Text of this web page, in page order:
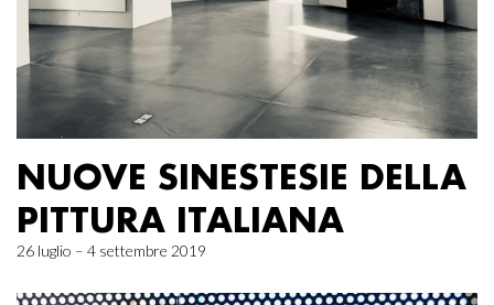
NUOVE SINESTESIE DELLA
PITTURA ITALIANA
26 luglio – 4 settembre 2019